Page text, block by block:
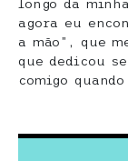
longo da
agora eu
a mão”, que
que dedicou
comigo